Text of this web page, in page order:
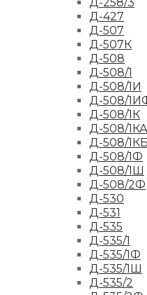
Д-427
Д-507
Д-507К
Д-508
Д-508/1
Д-508/1И
Д-508/
Д-508/1К
Д-508/1КА
Д-508/1КБ
Д-508/1Ф
Д-508/1Ш
Д-508/2Ф
Д-530
Д-531
Д-535
Д-535/1
Д-535/1Ф
Д-535/1Ш
Д-535/2